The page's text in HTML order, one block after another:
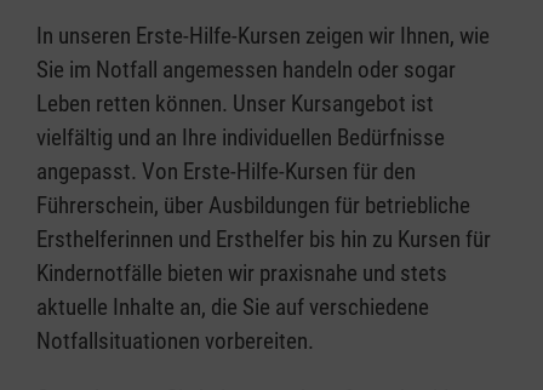
In unseren Erste-Hilfe-Kursen zeigen wir Ihnen, wie
Sie im Notfall angemessen handeln oder sogar
Leben retten können. Unser Kursangebot ist
vielfältig und an Ihre individuellen Bedürfnisse
angepasst. Von Erste-Hilfe-Kursen für den
Führerschein, über Ausbildungen für betriebliche
Ersthelferinnen und Ersthelfer bis hin zu Kursen für
Kindernotfälle bieten wir praxisnahe und stets
aktuelle Inhalte an, die Sie auf verschiedene
Notfallsituationen vorbereiten.